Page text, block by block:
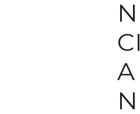
N
CI
A
N